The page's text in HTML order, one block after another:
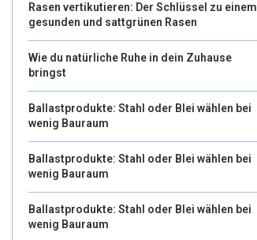
Rasen vertikutieren: Der Schlüssel zu einem
gesunden und sattgrünen Rasen
Wie du natürliche Ruhe in dein Zuhause
bringst
Ballastprodukte: Stahl oder Blei wählen bei
wenig Bauraum
Ballastprodukte: Stahl oder Blei wählen bei
wenig Bauraum
Ballastprodukte: Stahl oder Blei wählen bei
wenig Bauraum